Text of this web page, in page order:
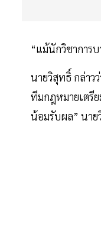
“แม้นักวิชาการ
นายวิสุทธิ์ กล่าว
ทีมกฎหมายเตรี
น้อมรับผล” นาย